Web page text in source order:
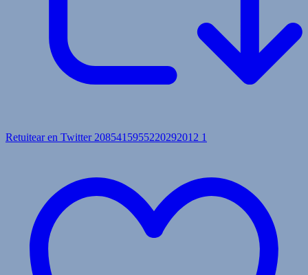
Retuitear en Twitter 2085415955220292012 1